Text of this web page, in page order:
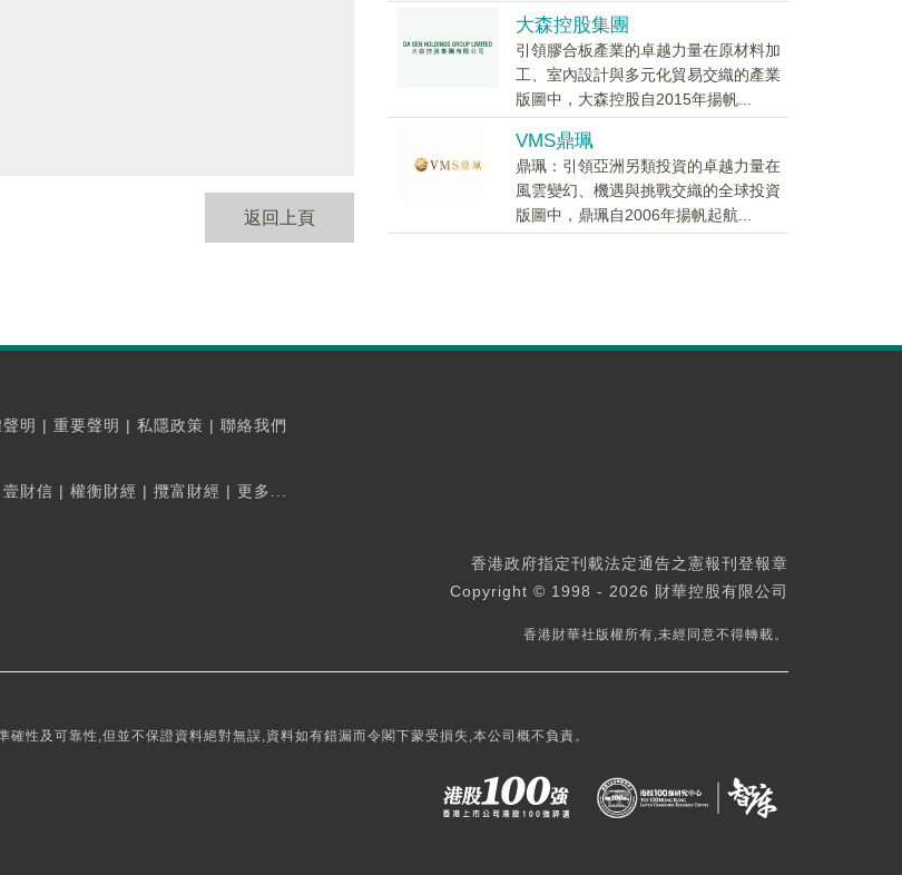
返回上頁
大森控股集團
引領膠合板產業的卓越力量在原材料加
工、室內設計與多元化貿易交織的產業
版圖中，大森控股自2015年揚帆...
VMS鼎珮
鼎珮：引領亞洲另類投資的卓越力量在
風雲變幻、機遇與挑戰交織的全球投資
版圖中，鼎珮自2006年揚帆起航...
明 | 重要聲明 | 私隱政策 | 聯絡我們
壹財信 | 權衡財經 | 攬富財經 | 更多...
香港政府指定刊載法定通告之憲報刊登報章
Copyright © 1998 - 2026 財華控股有限公司
香港財華社版權所有,未經同意不得轉載。
性及可靠性,但並不保證資料絕對無誤,資料如有錯漏而令閣下蒙受損失,本公司概不負責。